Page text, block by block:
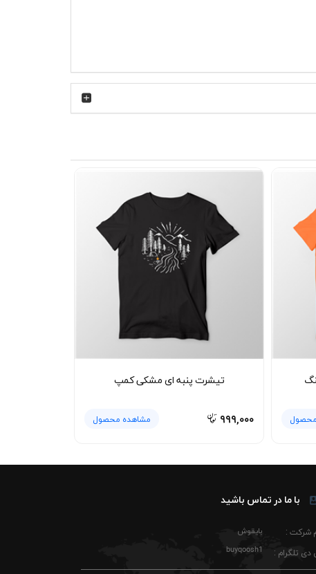
همین موضوع باعث می‌شود در روزهای گرم احساس
مناسبی روی بدن دارد. یقه گرد کشباف نیز طوری
که باعث می‌شوند یک تیشرت ساده، تبدیل به
زمستان نیز به‌عنوان لایه زیر کاپشن، هودی یا
دوستانه یا محیط‌های کاری غیررسمی،
باشد. اگر به استایل مینیمال علاقه دارید،
آن بهترین زمینه برای متعادل کردن استایل
این مدل می‌تواند به‌راحتی تبدیل به آیتم
همرنگ بشویید تا سفیدی آن شفاف باقی بماند.
بالا خودداری کنید تا یقه کشباف فرم خود را
ساده اما قابل اتکا در استایل روزمره خود
تیشرت پنبه ای مشکی کمپ
۹۹۹,۰۰۰ مشاهده محصول
با ما در تماس باشید
شرکت :
دی تلگرام :
بایقوش
buyqoosh1